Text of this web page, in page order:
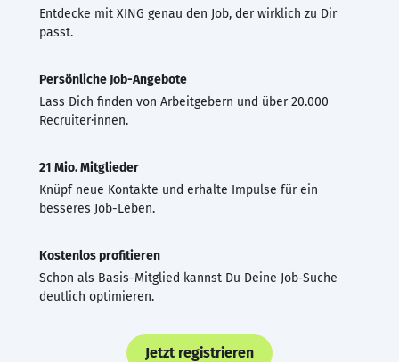
Entdecke mit XING genau den Job, der wirklich zu Dir
passt.
Persönliche Job-Angebote
Lass Dich finden von Arbeitgebern und über 20.000
Recruiter·innen.
21 Mio. Mitglieder
Knüpf neue Kontakte und erhalte Impulse für ein
besseres Job-Leben.
Kostenlos profitieren
Schon als Basis-Mitglied kannst Du Deine Job-Suche
deutlich optimieren.
Jetzt registrieren